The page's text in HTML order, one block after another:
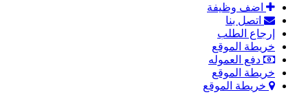
اضف وظيفة
اتصل بنا
إرجاع الطلب
خريطة الموقع
دفع العموله
خريطة الموقع
خريطة الموقع